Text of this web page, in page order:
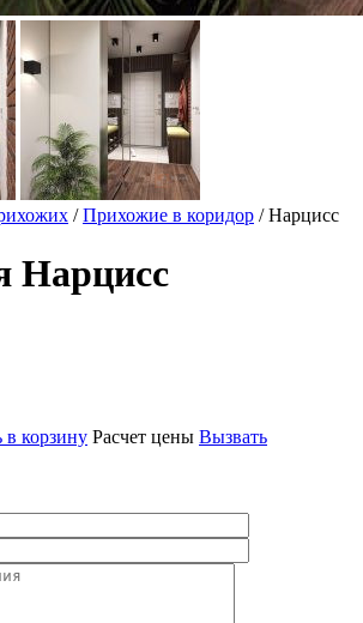
/Прихожие в коридор / Нарцисс
Нарцисс
в корзину Расчет цены Вызвать